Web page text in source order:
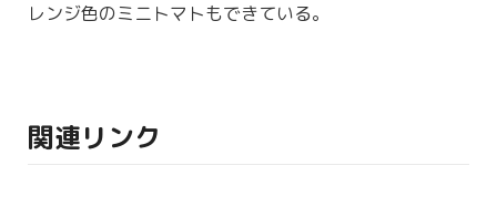
レンジ色のミニトマトもできている。
関連リンク